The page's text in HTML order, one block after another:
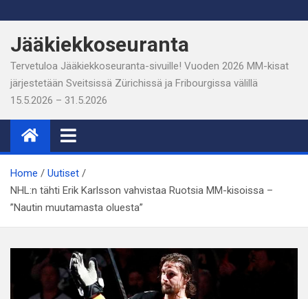
to
content
Jääkiekkoseuranta
Tervetuloa Jääkiekkoseuranta-sivuille! Vuoden 2026 MM-kisat
järjestetään Sveitsissä Zürichissä ja Fribourgissa välillä
15.5.2026 – 31.5.2026
Home
Uutiset
NHL:n tähti Erik Karlsson vahvistaa Ruotsia MM-kisoissa –
”Nautin muutamasta oluesta”